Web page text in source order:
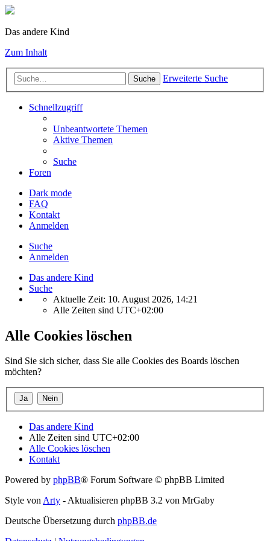
Das andere Kind
Zum Inhalt
Suche Erweiterte Suche
Schnellzugriff
Unbeantwortete Themen
Aktive Themen
Suche
Foren
Dark mode
FAQ
Kontakt
Anmelden
Suche
Anmelden
Das andere Kind
Suche
Aktuelle Zeit: 10. August 2026, 14:21
Alle Zeiten sind UTC+02:00
Alle Cookies löschen
Sind Sie sich sicher, dass Sie alle Cookies des Boards löschen
möchten?
Das andere Kind
Alle Zeiten sind UTC+02:00
Alle Cookies löschen
Kontakt
Powered by phpBB® Forum Software © phpBB Limited
Style von Arty - Aktualisieren phpBB 3.2 von MrGaby
Deutsche Übersetzung durch phpBB.de